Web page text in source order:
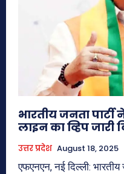
भारतीय जनता
लाइन का व्हिप जारी
उत्तर प्रदेश August 18, 2025
एफएनएन, नई दिल्ली: